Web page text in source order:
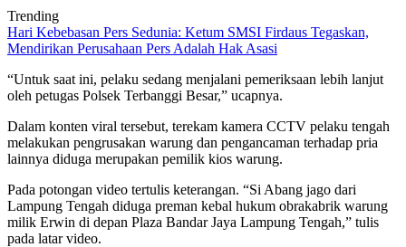
Trending
Hari Kebebasan Pers Sedunia: Ketum SMSI Firdaus Tegaskan,
Mendirikan Perusahaan Pers Adalah Hak Asasi
“Untuk saat ini, pelaku sedang menjalani pemeriksaan lebih lanjut
oleh petugas Polsek Terbanggi Besar,” ucapnya.
Dalam konten viral tersebut, terekam kamera CCTV pelaku tengah
melakukan pengrusakan warung dan pengancaman terhadap pria
lainnya diduga merupakan pemilik kios warung.
Pada potongan video tertulis keterangan. “Si Abang jago dari
Lampung Tengah diduga preman kebal hukum obrakabrik warung
milik Erwin di depan Plaza Bandar Jaya Lampung Tengah,” tulis
pada latar video.